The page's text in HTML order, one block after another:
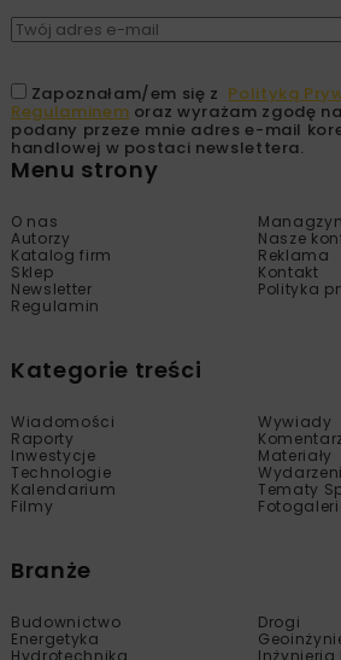
Zapoznałam/em się z Polityką
Regulaminem oraz wyrażam zgodę
podany przeze mnie adres e-mail
handlowej w postaci newslettera.
Menu strony
O nas
Autorzy
Nasze
Katalog firm
Reklama
Sklep
Kontakt
Newsletter
Polityka
Regulamin
Kategorie treści
Wiadomości
Wywiady
Raporty
Inwestycje
Materiały
Technologie
Kalendarium
Tematy
Filmy
Branże
Budownictwo
Drogi
Energetyka
Hydrotechnika
Inżynieria